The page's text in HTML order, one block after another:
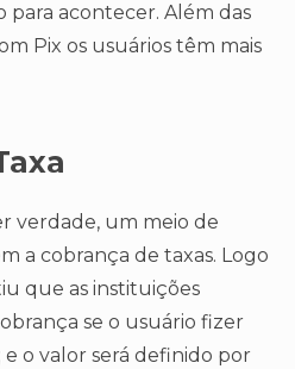
para acontecer. Além das
Pix os usuários têm mais
verdade, um meio de
a cobrança de taxas. Logo
que as instituições
se o usuário fizer
e o valor será definido por